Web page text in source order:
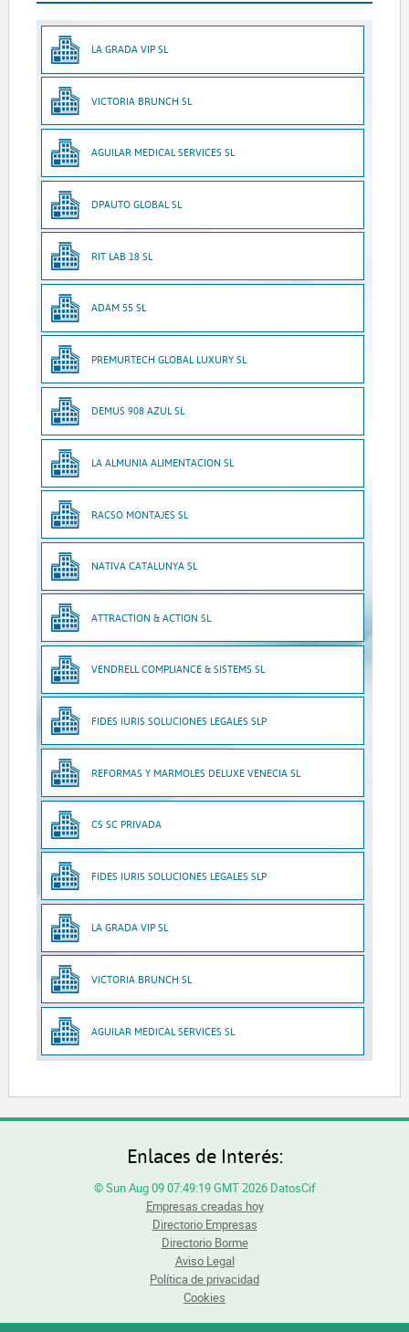
LA GRADA VIP SL
VICTORIA BRUNCH SL
AGUILAR MEDICAL SERVICES SL
DPAUTO GLOBAL SL
RIT LAB 18 SL
ADAM 55 SL
PREMURTECH GLOBAL LUXURY SL
DEMUS 908 AZUL SL
LA ALMUNIA ALIMENTACION SL
RACSO MONTAJES SL
NATIVA CATALUNYA SL
ATTRACTION & ACTION SL
VENDRELL COMPLIANCE & SISTEMS SL
FIDES IURIS SOLUCIONES LEGALES SLP
REFORMAS Y MARMOLES DELUXE VENECIA SL
CS SC PRIVADA
FIDES IURIS SOLUCIONES LEGALES SLP
LA GRADA VIP SL
VICTORIA BRUNCH SL
AGUILAR MEDICAL SERVICES SL
Enlaces de Interés:
© Sun Aug 09 07:49:19 GMT 2026 DatosCif
Empresas creadas hoy
Directorio Empresas
Directorio Borme
Aviso Legal
Política de privacidad
Cookies